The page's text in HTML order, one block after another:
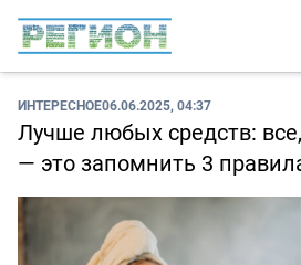
ИНТЕРЕСНОЕ06.06.2025, 04:37
Лучше любых средств:
— это запомнить 3